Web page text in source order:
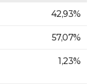
42,93%
57,07%
1,23%